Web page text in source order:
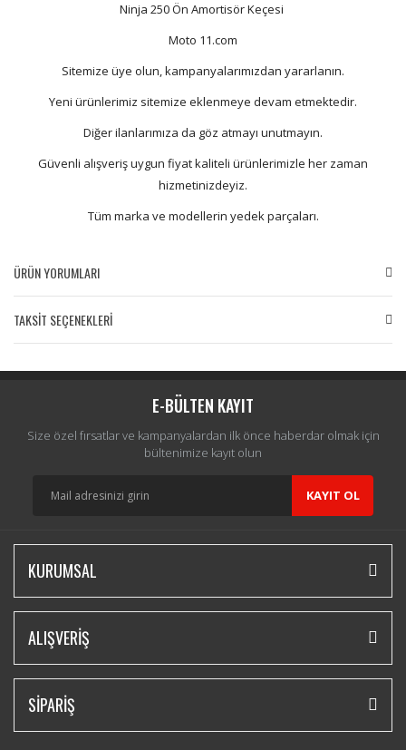
Ninja 250 Ön Amortisör Keçesi
Moto 11.com
Sitemize üye olun, kampanyalarımızdan yararlanın.
Yeni ürünlerimiz sitemize eklenmeye devam etmektedir.
Diğer ilanlarımıza da göz atmayı unutmayın.
Güvenli alışveriş uygun fiyat kaliteli ürünlerimizle her zaman
hizmetinizdeyiz.
Tüm marka ve modellerin yedek parçaları.
ÜRÜN YORUMLARI
Yorum Yaz
TAKSİT SEÇENEKLERİ
E-BÜLTEN KAYIT
Size özel fırsatlar ve kampanyalardan ilk önce haberdar olmak için
bültenimize kayıt olun
KAYIT OL
KURUMSAL
ALIŞVERİŞ
SİPARİŞ